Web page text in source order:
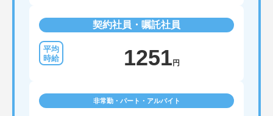
契約社員・嘱託社員
1251 円
非常勤・パート・アルバイト